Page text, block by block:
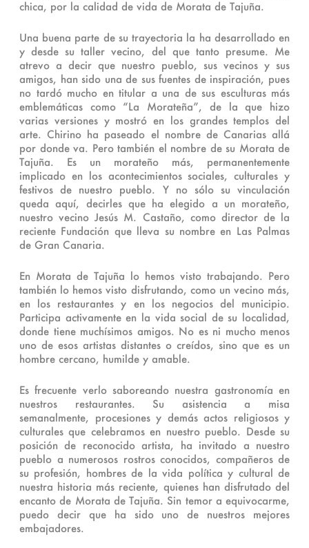
chica, por la calidad de vida de Morata de Tajuña.
Una buena parte de su trayectoria la ha desarrollado en
y desde su taller vecino, del que tanto presume. Me
atrevo a decir que nuestro pueblo, sus vecinos y sus
amigos, han sido una de sus fuentes de inspiración, pues
no tardó mucho en titular a una de sus esculturas más
emblemáticas como “La Morateña”, de la que hizo
varias versiones y mostró en los grandes templos del
arte. Chirino ha paseado el nombre de Canarias allá
por donde va. Pero también el nombre de su Morata de
Tajuña. Es un morateño más, permanentemente
implicado en los acontecimientos sociales, culturales y
festivos de nuestro pueblo. Y no sólo su vinculación
queda aquí, decirles que ha elegido a un morateño,
nuestro vecino Jesús M. Castaño, como director de la
reciente Fundación que lleva su nombre en Las Palmas
de Gran Canaria.
En Morata de Tajuña lo hemos visto trabajando. Pero
también lo hemos visto disfrutando, como un vecino más,
en los restaurantes y en los negocios del municipio.
Participa activamente en la vida social de su localidad,
donde tiene muchísimos amigos. No es ni mucho menos
uno de esos artistas distantes o creídos, sino que es un
hombre cercano, humilde y amable.
Es frecuente verlo saboreando nuestra gastronomía en
nuestros restaurantes. Su asistencia a misa
semanalmente, procesiones y demás actos religiosos y
culturales que celebramos en nuestro pueblo. Desde su
posición de reconocido artista, ha invitado a nuestro
pueblo a numerosos rostros conocidos, compañeros de
su profesión, hombres de la vida política y cultural de
nuestra historia más reciente, quienes han disfrutado del
encanto de Morata de Tajuña. Sin temor a equivocarme,
puedo decir que ha sido uno de nuestros mejores
embajadores.